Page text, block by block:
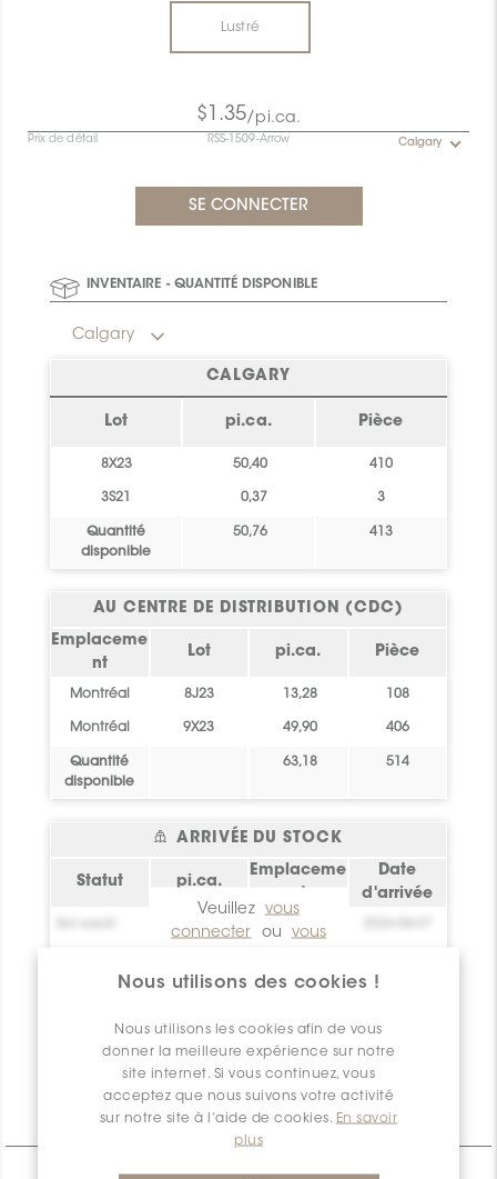
Nous utilisons des cookies !
Nous utilisons les cookies afin de vous
donner la meilleure expérience sur notre
site internet. Si vous continuez, vous
acceptez que nous suivons votre activité
sur notre site à l’aide de cookies. En savoir
plus
Lustré
$1.35/pi.ca.
Prix de détail RSS-1509-Arrow Calgary
INVENTAIRE - QUANTITÉ DISPONIBLE
Calgary
CALGARY
Lot pi.ca. Pièce
8X23 50,40 410
3S21 0,37 3
Quantité
disponible
50,76 413
AU CENTRE DE DISTRIBUTION (CDC)
Emplaceme
nt
Lot pi.ca. Pièce
Montréal 8J23 13,28 108
Montréal 9X23 49,90 406
Quantité
disponible
63,18 514
ARRIVÉE DU STOCK
Statut pi.ca.
Emplaceme
Date
d'arrivée
0
Crée toi un
2026-08-07
Quantité
disponible
0
Veuillez
vous
connecter
ou
vous
accès à ces
Informations Techniques